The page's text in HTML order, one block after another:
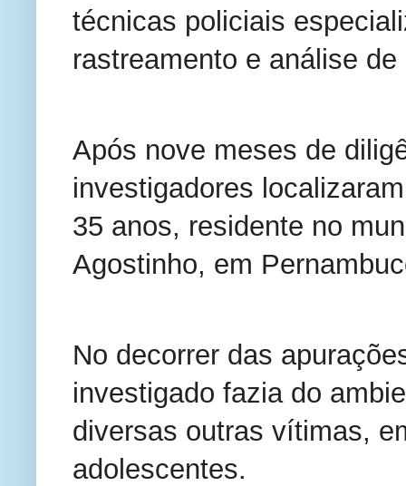
técnicas policiais
rastreamento e análise
Após nove meses de
investigadores
35 anos, residente no
Agostinho, em
No decorrer das
investigado fazia do
diversas outras vítimas,
adolescentes.